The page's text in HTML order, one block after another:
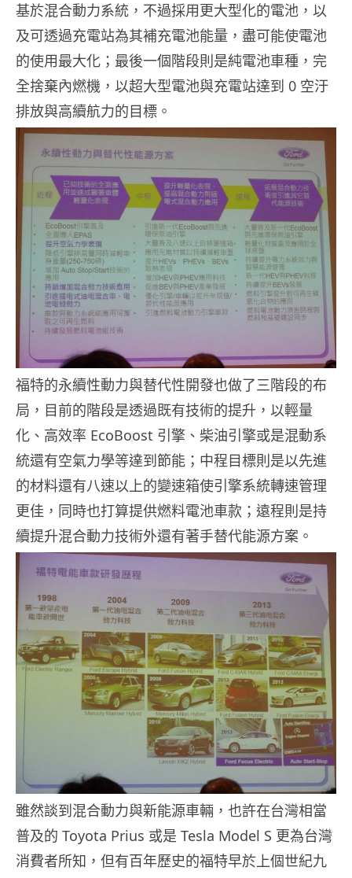
基於混合動力系統，不過採用更大型化的電池，以
及可透過充電站為其補充電池能量，盡可能使電池
的使用最大化；最後一個階段則是純電池車種，完
全捨棄內燃機，以超大型電池與充電站達到 0 空汙
排放與高續航力的目標。
福特的永續性動力與替代性開發也做了三階段的布
局，目前的階段是透過既有技術的提升，以輕量
化、高效率 EcoBoost 引擎、柴油引擎或是混動系
統還有空氣力學等達到節能；中程目標則是以先進
的材料還有八速以上的變速箱使引擎系統轉速管理
更佳，同時也打算提供燃料電池車款；遠程則是持
續提升混合動力技術外還有著手替代能源方案。
雖然談到混合動力與新能源車輛，也許在台灣相當
普及的 Toyota Prius 或是 Tesla Model S 更為台灣
消費者所知，但有百年歷史的福特早於上個世紀九